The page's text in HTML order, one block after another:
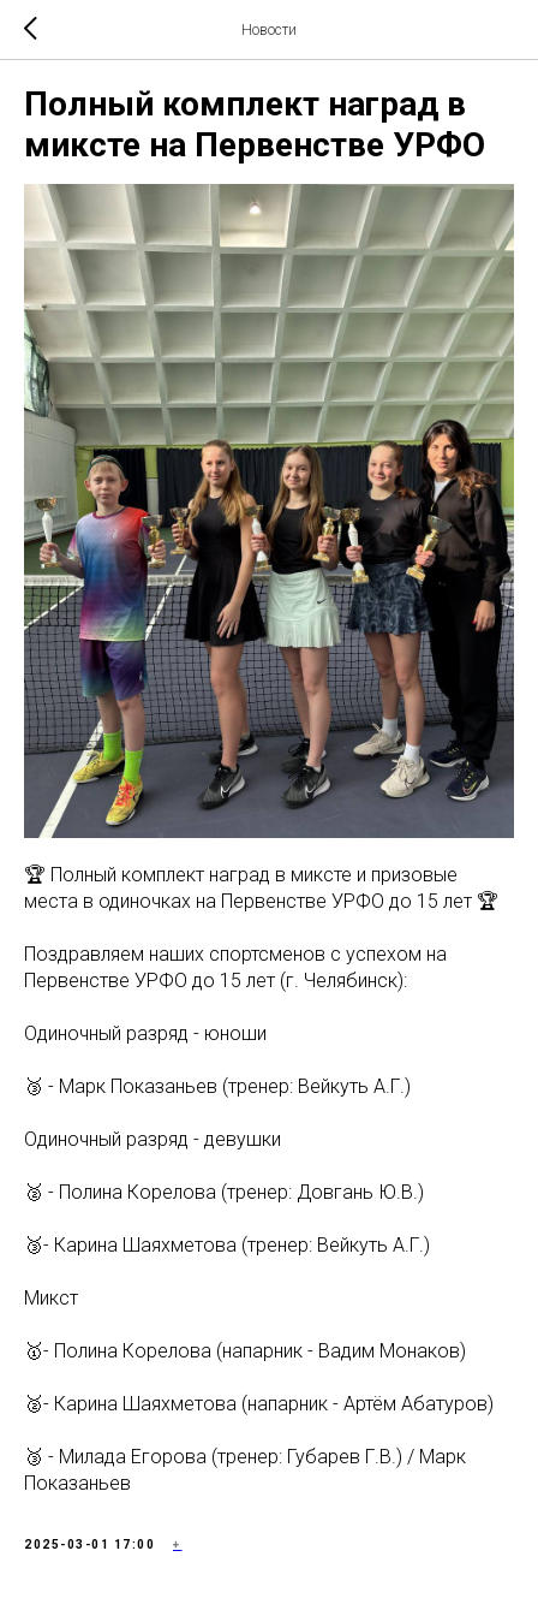
Новости
Полный комплект наград в
миксте на Первенстве УРФО
🏆 Полный комплект наград в миксте и призовые
места в одиночках на Первенстве УРФО до 15 лет 🏆
Поздравляем наших спортсменов с успехом на
Первенстве УРФО до 15 лет (г. Челябинск):
Одиночный разряд - юноши
🥉 - Марк Показаньев (тренер: Вейкуть А.Г.)
Одиночный разряд - девушки
🥈 - Полина Корелова (тренер: Довгань Ю.В.)
🥉- Карина Шаяхметова (тренер: Вейкуть А.Г.)
Микст
🥇- Полина Корелова (напарник - Вадим Монаков)
🥈- Карина Шаяхметова (напарник - Артём Абатуров)
🥉 - Милада Егорова (тренер: Губарев Г.В.) / Марк
Показаньев
2025-03-01 17:00 +